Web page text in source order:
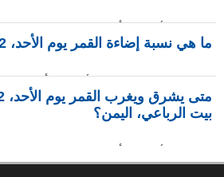
ما هي نسبة إضاءة القمر يوم الأحد، 12 أبريل 2026؟
phasesmoon.com.
بيت الرباعي، اليمن؟